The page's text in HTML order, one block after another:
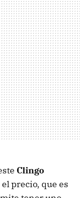
Clingo
precio, que es